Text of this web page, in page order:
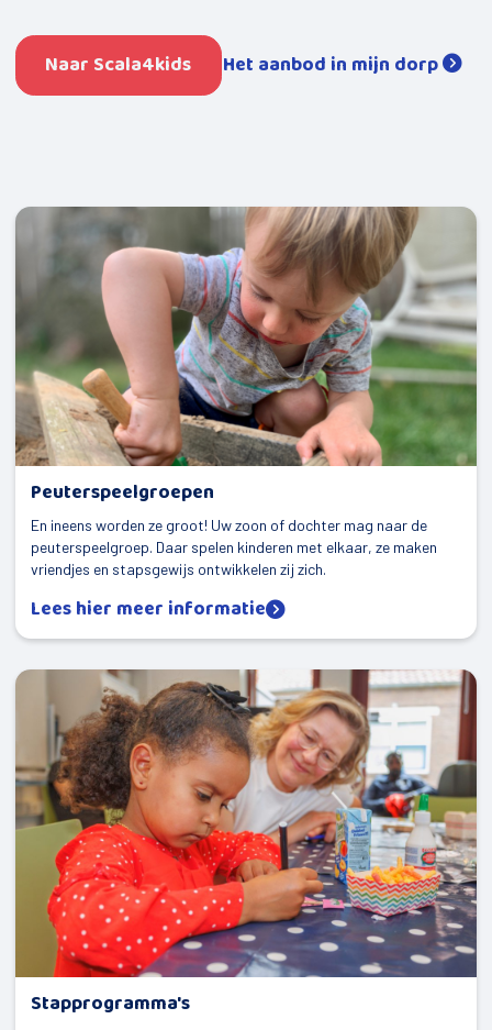
Mijn kind
Opbouwwerk
Uitleen sportmaterialen
Buurtbemiddeling
Valpreventie
Speel-o-theek de Flierefluit
Welzijnscoach
Bestuurscoaching
Mijn Dorp
Elsloo
Oldeberkoop
Waskemeer
Langedijke
Nijeberkoop
Fochteloo
Makkinga
Donkerbroek
Oosterwolde
Haulerwijk
Naar Scala4kids Het aanbod in mijn dorp
Peuterspeelgroepen
En ineens worden ze groot! Uw zoon of dochter mag naar de
peuterspeelgroep. Daar spelen kinderen met elkaar, ze maken
vriendjes en stapsgewijs ontwikkelen zij zich.
Lees hier meer informatie
Stapprogramma's